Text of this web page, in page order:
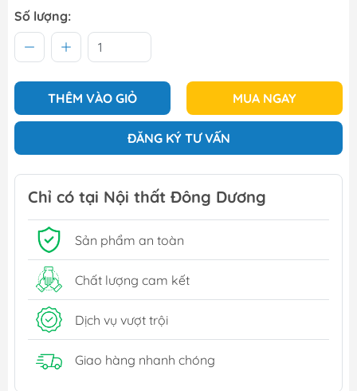
Số lượng:
THÊM VÀO GIỎ MUA NGAY
ĐĂNG KÝ TƯ VẤN
Chỉ có tại Nội thất Đông Dương
Sản phẩm an toàn
Chất lượng cam kết
Dịch vụ vượt trội
Giao hàng nhanh chóng